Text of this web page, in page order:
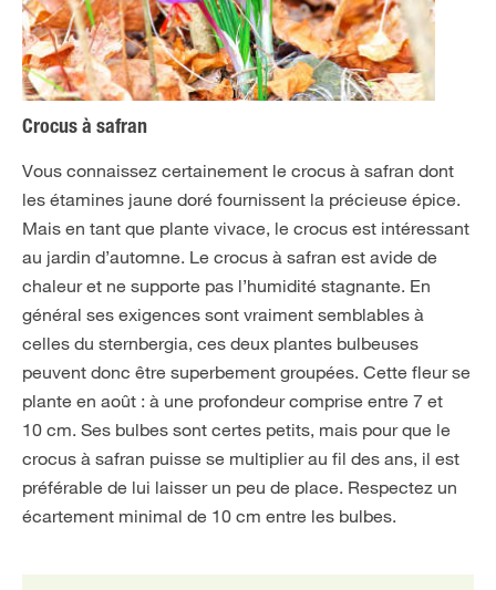
Crocus à safran
Vous connaissez certainement le crocus à safran dont
les étamines jaune doré fournissent la précieuse épice.
Mais en tant que plante vivace, le crocus est intéressant
au jardin d’automne. Le crocus à safran est avide de
chaleur et ne supporte pas l’humidité stagnante. En
général ses exigences sont vraiment semblables à
celles du sternbergia, ces deux plantes bulbeuses
peuvent donc être superbement groupées. Cette fleur se
plante en août : à une profondeur comprise entre 7 et
10 cm. Ses bulbes sont certes petits, mais pour que le
crocus à safran puisse se multiplier au fil des ans, il est
préférable de lui laisser un peu de place. Respectez un
écartement minimal de 10 cm entre les bulbes.